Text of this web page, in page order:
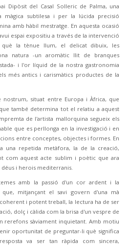
Dipòsit del Casal Solleric de Palma, una
màgica subtilesa i per la lúcida precisió
amb hàbil mestratge. En aquesta ocasió
espai expositiu a través de la intervenció
la tènue llum, el delicat dibuix, les
natura -un aromàtic llit de branques
i l'or líquid de la nostra gastronomia
més antics i carismàtics productes de la
nostrum, situat entre Europa i Àfrica, que
també determina tot el relatiu a aquest
de l'artista mallorquina segueix els
que es perllonga en la investigació i en
entre conceptes, objectes i formes. En
una repetida metàfora, la de la creació,
com aquest acte sublim i poètic que ara
i herois mediterranis.
amb la passió d'un cor ardent i la
mitjançant el savi govern d'una mà
i potent treball, la lectura ha de ser
dolç i càlida com la brisa d'un vespre de
rerefons sàviament inquietant. Amb motiu
oportunitat de preguntar-li què significa
va ser tan ràpida com sincera,